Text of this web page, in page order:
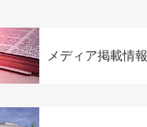
メディア掲載情報